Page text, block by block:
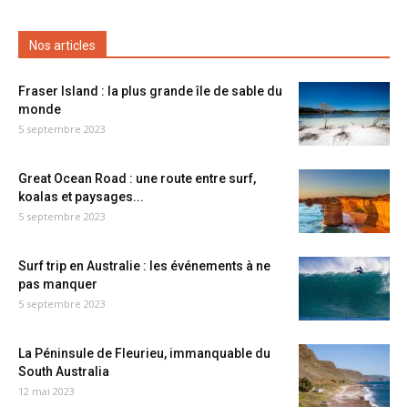
Nos articles
Fraser Island : la plus grande île de sable du
monde
5 septembre 2023
Great Ocean Road : une route entre surf,
koalas et paysages...
5 septembre 2023
Surf trip en Australie : les événements à ne
pas manquer
5 septembre 2023
La Péninsule de Fleurieu, immanquable du
South Australia
12 mai 2023